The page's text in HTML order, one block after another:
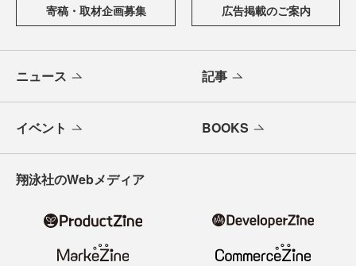
寄稿・取材企画募集 広告掲載のご案内
ニュース 記事
イベント BOOKS
翔泳社のWebメディア